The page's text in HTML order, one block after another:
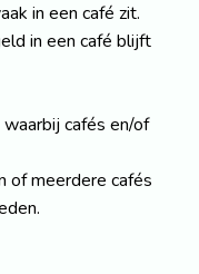
in een café zit.
in een café blijft
cafés en/of
of meerdere cafés